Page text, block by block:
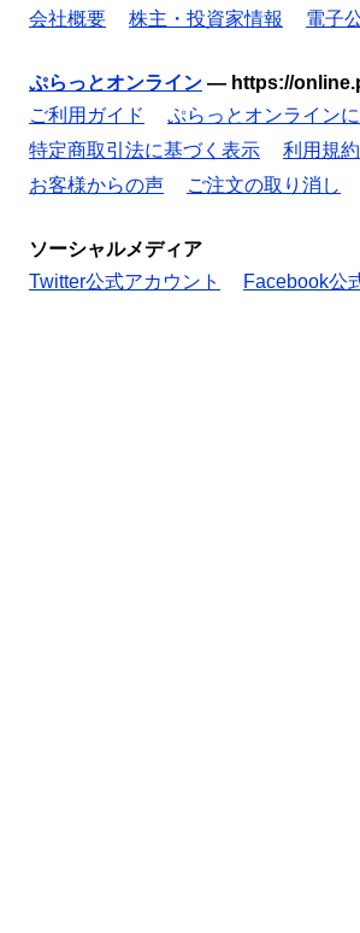
会社概要
株主・投資家情報 電子
ぷらっとオンライン — https://
ご利用ガイド
ぷらっとオンライン
特定商取引法に基づく表示
利用規約
お客様からの声
ご注文の取り消し
ソーシャルメディア
Twitter公式アカウント
Facebook公